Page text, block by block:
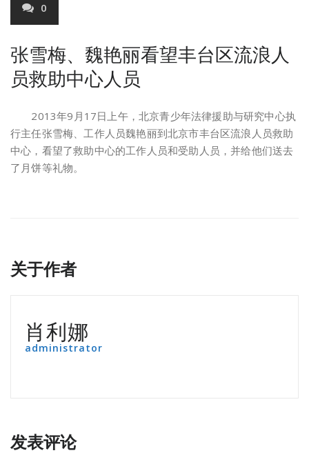
0
张雪梅、魏艳丽看望丰台区流浪人
员救助中心人员
2013年9月17日上午，北京青少年法律援助与研究中心执
行主任张雪梅、工作人员魏艳丽到北京市丰台区流浪人员救助
中心，看望了救助中心的工作人员和受助人员，并给他们送去
了月饼等礼物。
关于作者
肖利娜
administrator
发表评论